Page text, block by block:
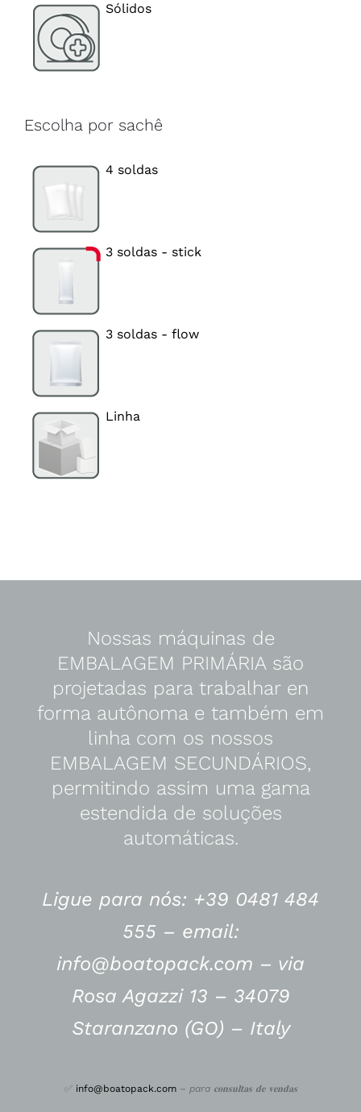
Sólidos
Escolha por sachê
4 soldas
3 soldas - stick
3 soldas - flow
Linha
Nossas máquinas de
EMBALAGEM PRIMÁRIA são
projetadas para trabalhar en
forma autônoma e também em
linha com os nossos
EMBALAGEM SECUNDÁRIOS,
permitindo assim uma gama
estendida de soluções
automáticas.
Ligue para nós: +39 0481 484
555 – email:
info@boatopack.com – via
Rosa Agazzi 13 – 34079
Staranzano (GO) – Italy
✅ info@boatopack.com– para 𝐜𝐨𝐧𝐬𝐮𝐥𝐭𝐚𝐬 𝐝𝐞 𝐯𝐞𝐧𝐝𝐚𝐬